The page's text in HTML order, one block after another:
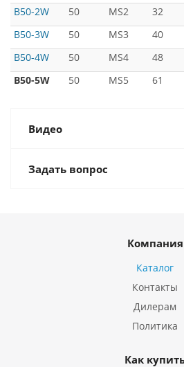
B50-2W
50 MS2 32
B50-3W
50 MS3 40
B50-4W
50 MS4 48
B50-5W
50 MS5 61
Видео
Задать вопрос
Компания
Каталог
Контакты
Дилерам
Политика
Как